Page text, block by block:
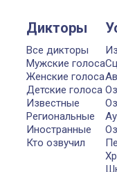
Дикторы
Все дикторы
Мужские голоса
Женские голоса
Детские голоса
Известные
Региональные
Иностранные
Кто озвучил